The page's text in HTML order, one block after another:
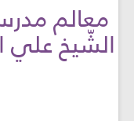
معالم
الشّيخ علي